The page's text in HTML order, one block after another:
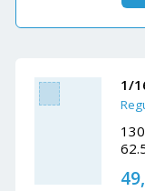
1/